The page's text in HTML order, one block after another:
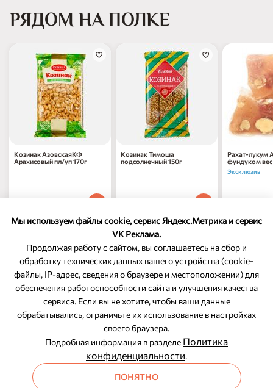
Мы используем файлы cookie, сервис Яндекс.Метрика и сервис
VK Реклама.
Продолжая работу с сайтом, вы соглашаетесь на сбор и
обработку технических данных вашего устройства (cookie-
файлы, IP-адрес, сведения о браузере и местоположении) для
обеспечения работоспособности сайта и улучшения качества
сервиса. Если вы не хотите, чтобы ваши данные
обрабатывались, ограничьте их использование в настройках
своего браузера.
Подробная информация в разделе Политика
конфиденциальности.
ПОНЯТНО
РЯДОМ НА ПОЛКЕ
Козинак АзовскаяКФ
Арахисовый пл/уп 170г
Козинак Тимоша
подсолнечный 150г
Рахат-лукум
фундуком вес
Эксклюзив
ОБРАТНАЯ СВЯЗЬ
8-800-350-46-10
Служба поддержки